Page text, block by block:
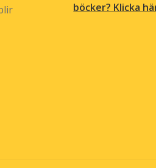
böcker? Klicka